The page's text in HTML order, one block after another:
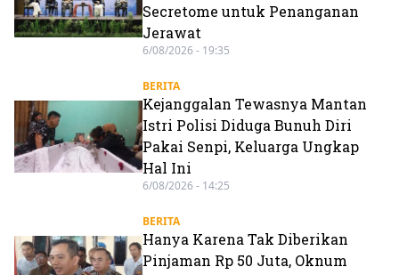
Secretome untuk Penanganan
Jerawat
6/08/2026 - 19:35
BERITA
Kejanggalan Tewasnya Mantan
Istri Polisi Diduga Bunuh Diri
Pakai Senpi, Keluarga Ungkap
Hal Ini
6/08/2026 - 14:25
BERITA
Hanya Karena Tak Diberikan
Pinjaman Rp 50 Juta, Oknum